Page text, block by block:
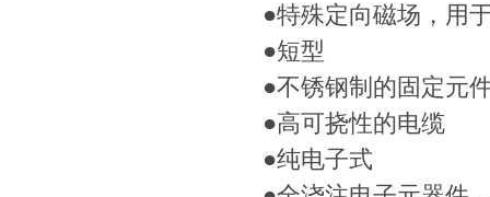
●特殊定向磁场，用
●短型
●不锈钢制的固定元
●高可挠性的电缆
●纯电子式